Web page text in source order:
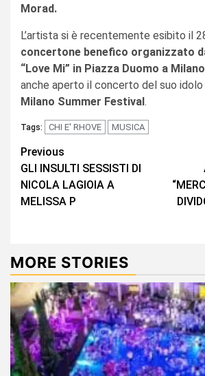
Morad.
L’artista si è recentemente esibito il
concertone benefico organizzato
“Love Mi” in Piazza Duomo a
anche aperto il concerto del suo idolo
Milano Summer Festival .
Tags: CHI E' RHOVE MUSICA
Continue
Reading
Previous
GLI INSULTI SESSISTI DI
NICOLA LAGIOIA A
MELISSA P
MORE STORIES